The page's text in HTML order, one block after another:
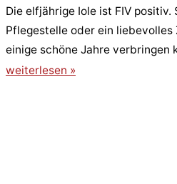
Die elfjährige Iole ist FIV
Pflegestelle oder ein liebevolles
einige schöne Jahre verbringen
weiterlesen »